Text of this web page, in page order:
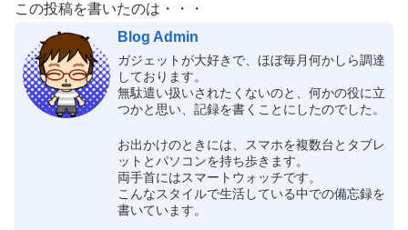
この投稿を書いたのは・・・
Blog Admin
ガジェットが大好きで、ほぼ毎月何かしら調達
しております。
無駄遣い扱いされたくないのと、何かの役に立
つかと思い、記録を書くことにしたのでした。
お出かけのときには、スマホを複数台とタブレ
ットとパソコンを持ち歩きます。
両手首にはスマートウォッチです。
こんなスタイルで生活している中での備忘録を
書いています。